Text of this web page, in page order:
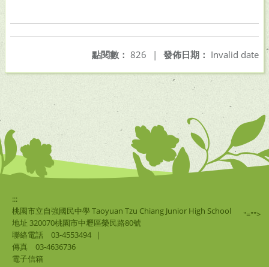
發佈日期： Invalid date
點閱數： 826 |
:::
桃園市立自強國民中學 Taoyuan Tzu Chiang Junior High School
地址 320070桃園市中壢區榮民路80號
聯絡電話
03-4553494
|
傳真
03-4636736
電子信箱
"="">